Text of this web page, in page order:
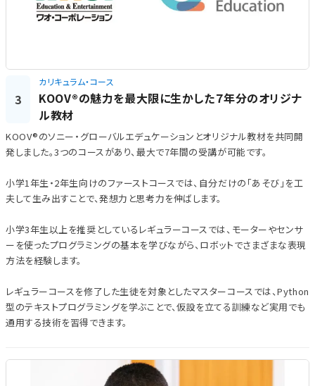
3
カリキュラム・コース
KOOV®の魅力を最大限に生かした７年分のオリジナ
ル教材
KOOV®のソニー・グローバルエデュケーションとオリジナル教材を共同開
発しました。3つのコースがあり、最大で7年間の受講が可能です。
小学1年生・2年生向けのファーストコースでは、自分だけの「あそび」を工
夫して生み出すことで、発想力と思考力を伸ばします。
小学3年生以上を推奨としているレギュラーコースでは、モーターやセンサ
ーを使ったプログラミングの基本を学びながら、ロボットでさまざまな表現
方法を経験します。
レギュラーコースを修了した生徒を対象としたマスターコースでは、Python
型のテキストプログラミングを学ぶことで、仮設を立てる訓練など実用でも
通用する技術を習得できます。